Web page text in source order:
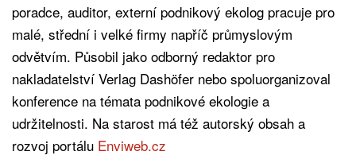
poradce, auditor, externí podnikový ekolog pracuje pro
malé, střední i velké firmy napříč průmyslovým
odvětvím. Působil jako odborný redaktor pro
nakladatelství Verlag Dashöfer nebo spoluorganizoval
konference na témata podnikové ekologie a
udržitelnosti. Na starost má též autorský obsah a
rozvoj portálu Enviweb.cz